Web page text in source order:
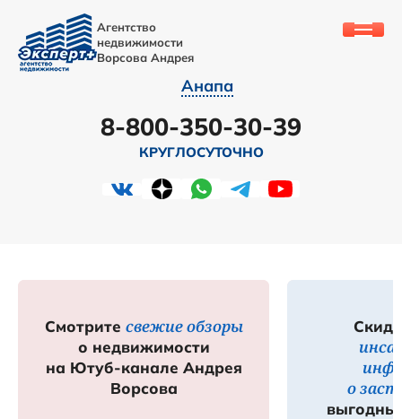
Агентство
недвижимости
Ворсова Андрея
Анапа
8-800-350-30-39
КРУГЛОСУТОЧНО
Смотрите свежие обзоры
о недвижимости
на Ютуб-канале Андрея
Ворсова
о